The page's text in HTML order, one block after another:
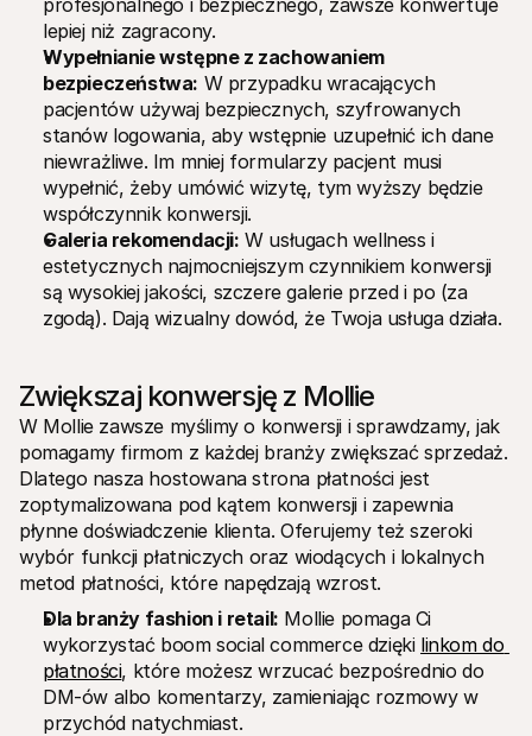
profesjonalnego i bezpiecznego, zawsze konwertuje
lepiej niż zagracony.
Wypełnianie wstępne z zachowaniem
bezpieczeństwa: W przypadku wracających
pacjentów używaj bezpiecznych, szyfrowanych
stanów logowania, aby wstępnie uzupełnić ich dane
niewrażliwe. Im mniej formularzy pacjent musi
wypełnić, żeby umówić wizytę, tym wyższy będzie
współczynnik konwersji.
Galeria rekomendacji: W usługach wellness i
estetycznych najmocniejszym czynnikiem konwersji
są wysokiej jakości, szczere galerie przed i po (za
zgodą). Dają wizualny dowód, że Twoja usługa działa.
Zwiększaj konwersję z Mollie
W Mollie zawsze myślimy o konwersji i sprawdzamy, jak
pomagamy firmom z każdej branży zwiększać sprzedaż.
Dlatego nasza hostowana strona płatności jest
zoptymalizowana pod kątem konwersji i zapewnia
płynne doświadczenie klienta. Oferujemy też szeroki
wybór funkcji płatniczych oraz wiodących i lokalnych
metod płatności, które napędzają wzrost.
Dla branży fashion i retail: Mollie pomaga Ci
wykorzystać boom social commerce dzięki linkom do
płatności, które możesz wrzucać bezpośrednio do
DM-ów albo komentarzy, zamieniając rozmowy w
przychód natychmiast.